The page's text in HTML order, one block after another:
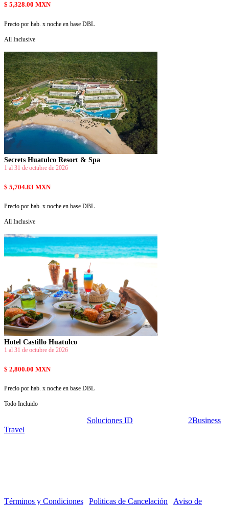
$ 5,328.00 MXN
Precio por hab. x noche en base DBL
All Inclusive
Secrets Huatulco Resort & Spa
1 al 31 de octubre de 2026
$ 5,704.83 MXN
Precio por hab. x noche en base DBL
All Inclusive
Hotel Castillo Huatulco
1 al 31 de octubre de 2026
$ 2,800.00 MXN
Precio por hab. x noche en base DBL
Todo Incluido
Soluciones ID
2Business
Travel
Términos y Condiciones Politicas de Cancelación Aviso de